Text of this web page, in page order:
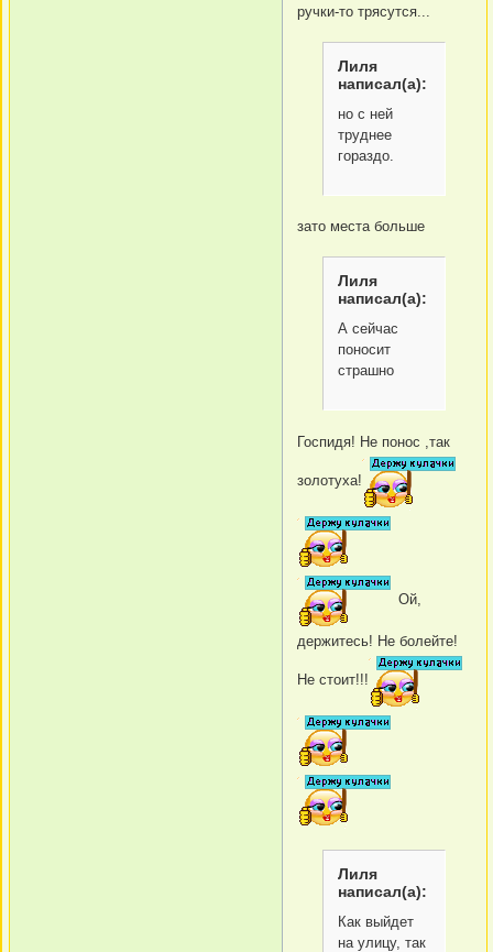
ручки-то трясутся...
Лиля
написал(а):
но с ней
труднее
гораздо.
зато места больше
Лиля
написал(а):
А сейчас
поносит
страшно
Госпидя! Не понос ,так
золотуха!
Ой,
держитесь! Не болейте!
Не стоит!!!
Лиля
написал(а):
Как выйдет
на улицу, так